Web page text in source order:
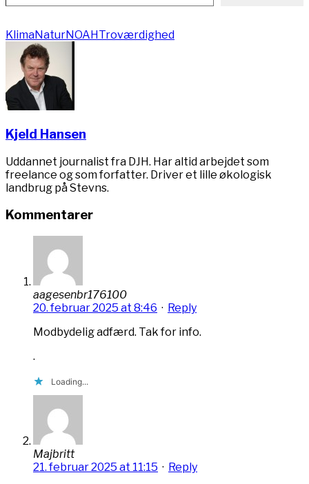
KlimaNaturNOAH Troværdighed
Kjeld Hansen
Uddannet journalist fra DJH. Har altid arbejdet som
freelance og som forfatter. Driver et lille økologisk
landbrug på Stevns.
Kommentarer
aagesenbr176100
20. februar 2025 at 8:46 · Reply
Modbydelig adfærd. Tak for info.
.
Loading...
Majbritt
21. februar 2025 at 11:15 · Reply